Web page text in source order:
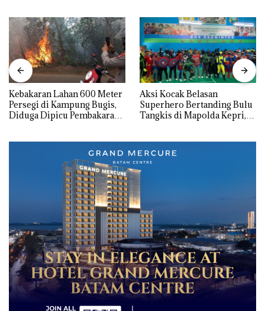
Kebakaran Lahan 600 Meter
Persegi di Kampung Bugis,
Diduga Dipicu Pembakaran
Aksi Kocak Belasan
Superhero Bertanding Bulu
Tangkis di Mapolda Kepri,